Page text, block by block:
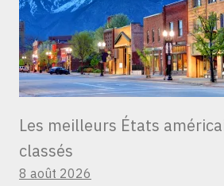
Les meilleurs États
classés
8 août 2026